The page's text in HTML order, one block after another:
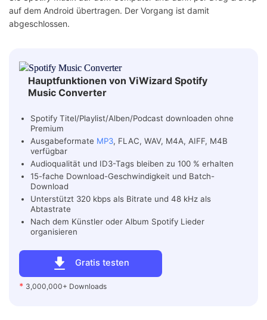
auf dem Android übertragen. Der Vorgang ist damit
abgeschlossen.
Hauptfunktionen von ViWizard Spotify
Music Converter
Gratis testen
* 3,000,000+ Downloads
Spotify Titel/Playlist/Alben/Podcast downloaden ohne
Premium
Ausgabeformate MP3, FLAC, WAV, M4A, AIFF, M4B
verfügbar
Audioqualität und ID3-Tags bleiben zu 100 % erhalten
15-fache Download-Geschwindigkeit und Batch-
Download
Unterstützt 320 kbps als Bitrate und 48 kHz als
Abtastrate
Nach dem Künstler oder Album Spotify Lieder
organisieren